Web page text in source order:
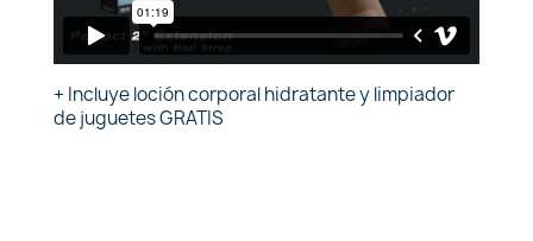
+ Incluye loción corporal hidratante y limpiador
de juguetes GRATIS